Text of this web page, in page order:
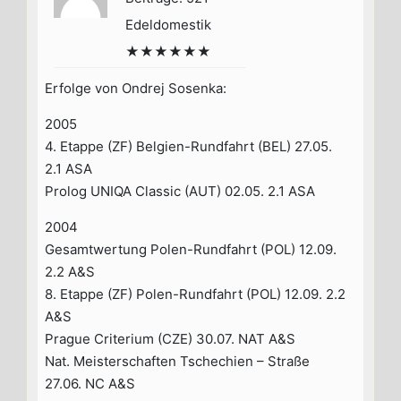
Edeldomestik
★★★★★★
Erfolge von Ondrej Sosenka:
2005
4. Etappe (ZF) Belgien-Rundfahrt (BEL) 27.05.
2.1 ASA
Prolog UNIQA Classic (AUT) 02.05. 2.1 ASA
2004
Gesamtwertung Polen-Rundfahrt (POL) 12.09.
2.2 A&S
8. Etappe (ZF) Polen-Rundfahrt (POL) 12.09. 2.2
A&S
Prague Criterium (CZE) 30.07. NAT A&S
Nat. Meisterschaften Tschechien – Straße
27.06. NC A&S